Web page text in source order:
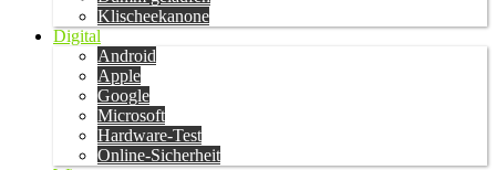
Klischeekanone
Digital
Android
Apple
Google
Microsoft
Hardware-Test
Online-Sicherheit